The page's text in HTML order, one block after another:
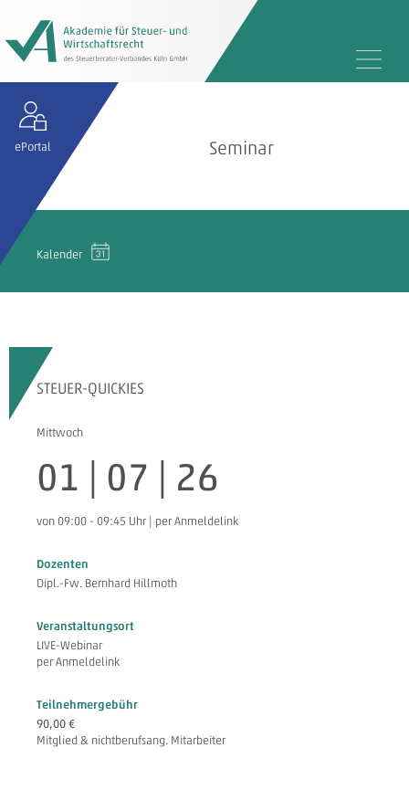
ePortal Seminar
Kalender
STEUER-QUICKIES
Mittwoch
01 | 07 | 26
von 09:00 - 09:45 Uhr | per Anmeldelink
Dozenten
Dipl.-Fw. Bernhard Hillmoth
Veranstaltungsort
LIVE-Webinar
per Anmeldelink
Teilnehmergebühr
90,00 €
Mitglied & nichtberufsang. Mitarbeiter